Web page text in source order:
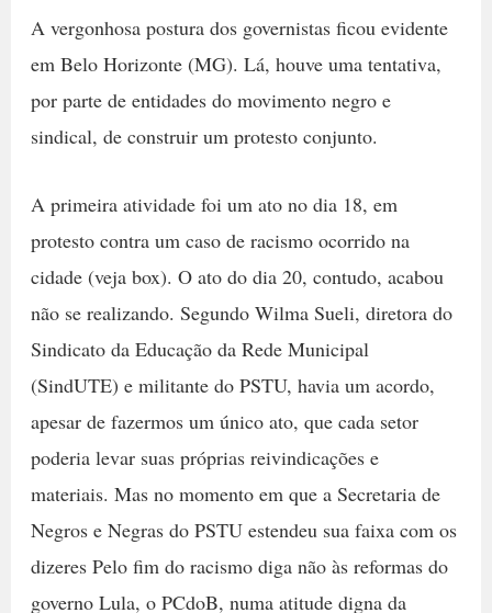
A vergonhosa postura dos governistas ficou evidente
em Belo Horizonte (MG). Lá, houve uma tentativa,
por parte de entidades do movimento negro e
sindical, de construir um protesto conjunto.
A primeira atividade foi um ato no dia 18, em
protesto contra um caso de racismo ocorrido na
cidade (veja box). O ato do dia 20, contudo, acabou
não se realizando. Segundo Wilma Sueli, diretora do
Sindicato da Educação da Rede Municipal
(SindUTE) e militante do PSTU, havia um acordo,
apesar de fazermos um único ato, que cada setor
poderia levar suas próprias reivindicações e
materiais. Mas no momento em que a Secretaria de
Negros e Negras do PSTU estendeu sua faixa com os
dizeres Pelo fim do racismo diga não às reformas do
governo Lula, o PCdoB, numa atitude digna da